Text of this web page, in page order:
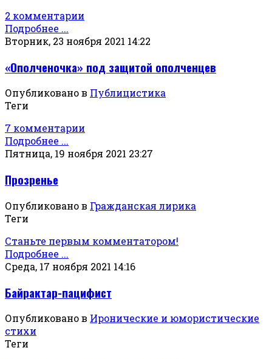
2 комментарии
Подробнее ...
Вторник, 23 ноября 2021 14:22
«Ополченочка» под защитой ополченцев
Опубликовано в Публицистика
Теги
7 комментарии
Подробнее ...
Пятница, 19 ноября 2021 23:27
Прозренье
Опубликовано в Гражданская лирика
Теги
Станьте первым комментатором!
Подробнее ...
Среда, 17 ноября 2021 14:16
Байрактар-пацифист
Опубликовано в Иронические и юмористические
стихи
Теги